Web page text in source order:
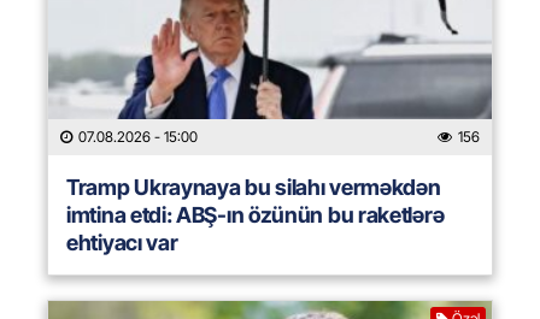
07.08.2026 - 15:00 156
Tramp Ukraynaya bu silahı verməkdən
imtina etdi: ABŞ-ın özünün bu raketlərə
ehtiyacı var